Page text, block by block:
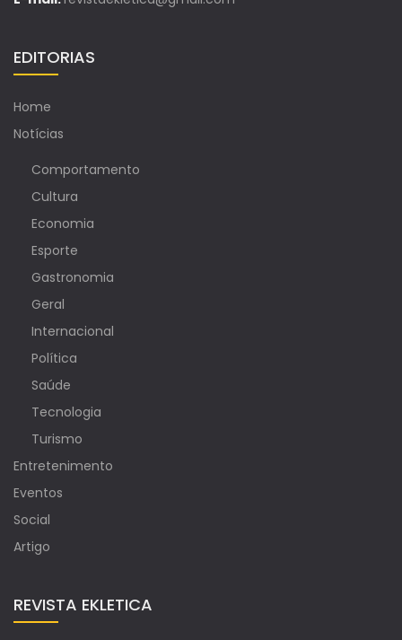
EDITORIAS
Home
Notícias
Comportamento
Cultura
Economia
Esporte
Gastronomia
Geral
Internacional
Política
Saúde
Tecnologia
Turismo
Entretenimento
Eventos
Social
Artigo
REVISTA EKLETICA